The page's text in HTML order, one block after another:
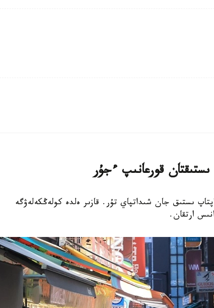
قورعانىپ ءجۇر
ىستىق جان شىداتپاي تۇر. قازىر ەلدە كولەڭكەلەۋگە
ارتقان.